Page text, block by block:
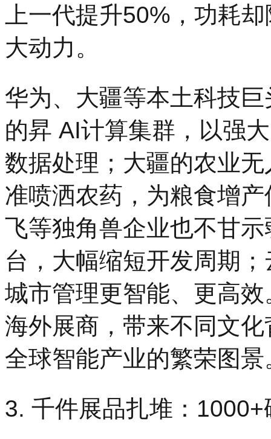
上一代提升50%，功耗
大动力。
华为、大疆等本土科技
的昇 AI计算集群，以强
数据处理；大疆的农业
准喷洒农药，为粮食增
飞等独角兽企业也不甘
台，大幅缩短开发周期
城市管理更智能、更高
海外展商，带来不同文
全球智能产业的繁荣图景
3. 千件展品扎堆：